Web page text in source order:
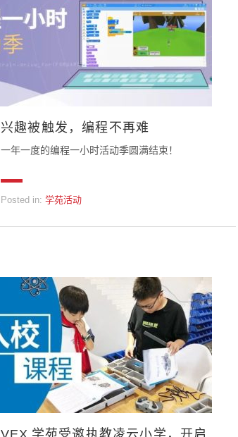
兴趣被触发，编程不再难
一年一度的编程一小时活动季圆满结束！
Posted in: 学苑活动
VEX 学苑受邀执教凌云小学，开启